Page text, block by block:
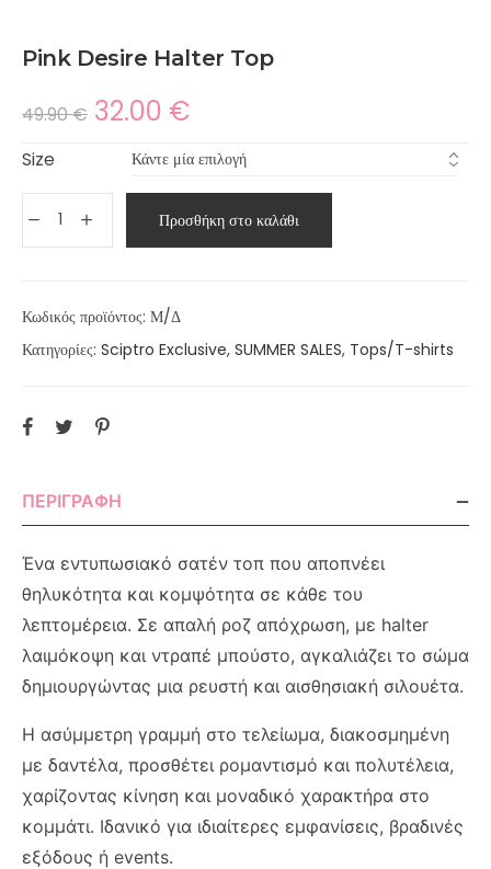
Pink Desire Halter Top
49.90€ 32.00 €
Size
Προσθήκη στο καλάθι
Κωδικός προϊόντος: Μ/Δ
Κατηγορίες: Sciptro Exclusive, SUMMER SALES, Tops/T-shirts
ΠΕΡΙΓΡΑΦΉ
Ένα εντυπωσιακό σατέν τοπ που αποπνέει
θηλυκότητα και κομψότητα σε κάθε του
λεπτομέρεια. Σε απαλή ροζ απόχρωση, με halter
λαιμόκοψη και ντραπέ μπούστο, αγκαλιάζει το σώμα
δημιουργώντας μια ρευστή και αισθησιακή σιλουέτα.
Η ασύμμετρη γραμμή στο τελείωμα, διακοσμημένη
με δαντέλα, προσθέτει ρομαντισμό και πολυτέλεια,
χαρίζοντας κίνηση και μοναδικό χαρακτήρα στο
κομμάτι. Ιδανικό για ιδιαίτερες εμφανίσεις, βραδινές
εξόδους ή events.